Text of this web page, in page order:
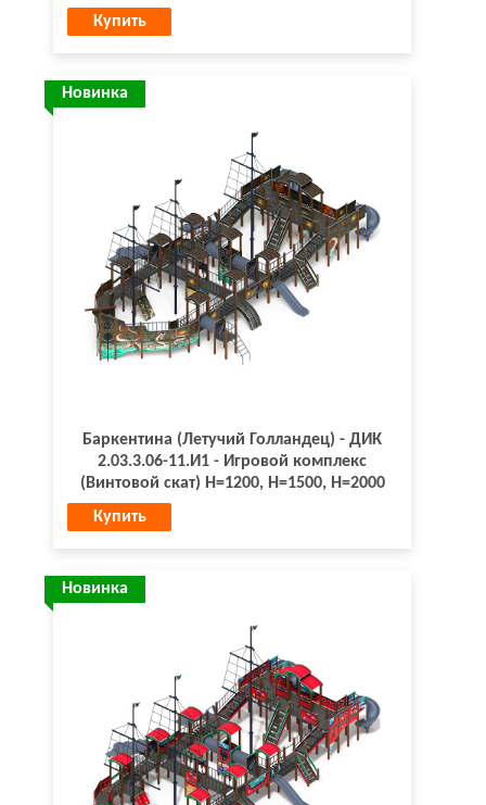
Купить
Новинка
Баркентина (Летучий Голландец) - ДИК
2.03.3.06-11.И1 - Игровой комплекс
(Винтовой скат) H=1200, Н=1500, Н=2000
Купить
Новинка